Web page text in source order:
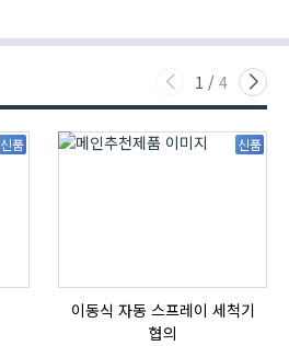
1 / 4
신품 신품
이동식 자동 스프레이 세척기
협의